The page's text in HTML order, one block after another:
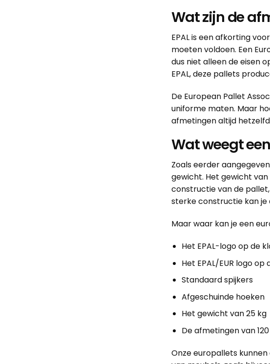
Wat zijn de
EPAL is een afkorting
moeten voldoen. Een
dus niet alleen de eisen
EPAL, deze pallets
De European Pallet
uniforme maten. Maar
afmetingen altijd
Wat weegt
Zoals eerder
gewicht. Het gewicht
constructie van de
sterke constructie kan je
Maar waar kan je een
Het EPAL-logo op de
Het EPAL/EUR logo
Standaard spijkers
Afgeschuinde hoeken
Het gewicht van 25 kg
De afmetingen van
Onze europallets